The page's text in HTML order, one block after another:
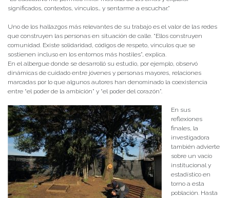
significados, contextos, vínculos… y sentarme a escuchar.”
Uno de los hallazgos más relevantes de su trabajo es el valor de las redes
que construyen las personas en situación de calle. “Ellos construyen
comunidad. Existe solidaridad, códigos de respeto, vínculos que se
sostienen incluso en los entornos más hostiles”, explica.
En el albergue donde se desarrolló su estudio, por ejemplo, observó
dinámicas de cuidado entre jóvenes y personas mayores, relaciones
marcadas por lo que algunos autores han denominado la coexistencia
entre “el poder de la ambición” y “el poder del corazón”.
En sus
reflexiones
finales, la
investigadora
también advierte
sobre un vacío
institucional y
estadístico en
torno a esta
población. Hasta